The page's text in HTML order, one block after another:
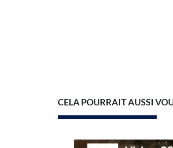
CELA POURRAIT AUSSI